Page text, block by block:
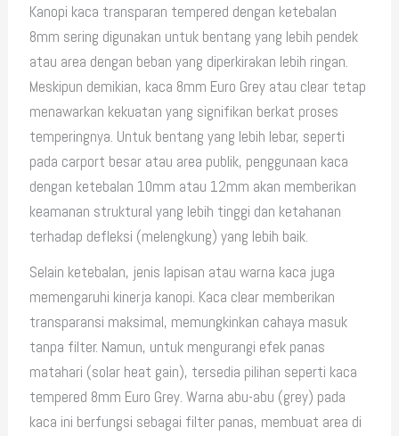
Kanopi kaca transparan tempered dengan ketebalan
8mm sering digunakan untuk bentang yang lebih pendek
atau area dengan beban yang diperkirakan lebih ringan.
Meskipun demikian, kaca 8mm Euro Grey atau clear tetap
menawarkan kekuatan yang signifikan berkat proses
temperingnya. Untuk bentang yang lebih lebar, seperti
pada carport besar atau area publik, penggunaan kaca
dengan ketebalan 10mm atau 12mm akan memberikan
keamanan struktural yang lebih tinggi dan ketahanan
terhadap defleksi (melengkung) yang lebih baik.
Selain ketebalan, jenis lapisan atau warna kaca juga
memengaruhi kinerja kanopi. Kaca clear memberikan
transparansi maksimal, memungkinkan cahaya masuk
tanpa filter. Namun, untuk mengurangi efek panas
matahari (solar heat gain), tersedia pilihan seperti kaca
tempered 8mm Euro Grey. Warna abu-abu (grey) pada
kaca ini berfungsi sebagai filter panas, membuat area di